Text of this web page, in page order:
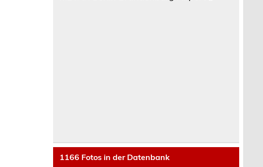
1166 Fotos in der Datenbank